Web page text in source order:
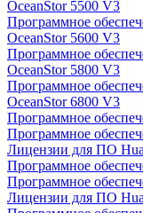
OceanStor 5500 V3
Программное
OceanStor 5600 V3
Программное
OceanStor 5800 V3
Программное
OceanStor 6800 V3
Программное
Программное
Лицензии для ПО
Программное
Программное
Лицензии для ПО